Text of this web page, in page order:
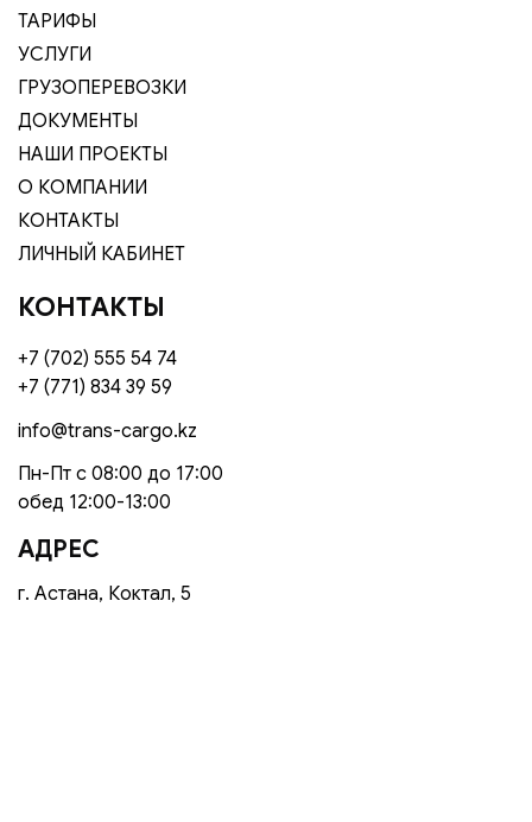
ТАРИФЫ
УСЛУГИ
ГРУЗОПЕРЕВОЗКИ
ДОКУМЕНТЫ
НАШИ ПРОЕКТЫ
О КОМПАНИИ
КОНТАКТЫ
ЛИЧНЫЙ КАБИНЕТ
КОНТАКТЫ
+7 (702) 555 54 74
+7 (771) 834 39 59
info@trans-cargo.kz
Пн-Пт с 08:00 до 17:00
обед 12:00-13:00
АДРЕС
г. Астана, Коктал, 5